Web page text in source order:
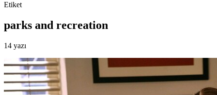
Etiket
parks and recreation
14 yazı